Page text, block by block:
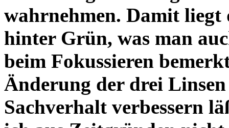
wahrnehmen. Damit
hinter Grün, was man
beim Fokussieren
Änderung der drei
Sachverhalt verbessern